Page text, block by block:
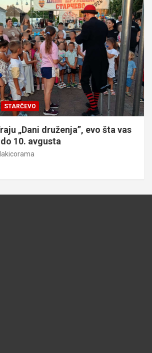
STARČEVO
„Dani druženja”, evo šta vas
10. avgusta